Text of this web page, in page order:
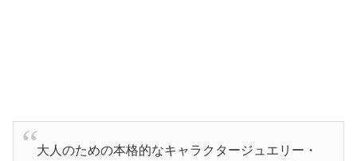
大人のための本格的なキャラクタージュエリー・